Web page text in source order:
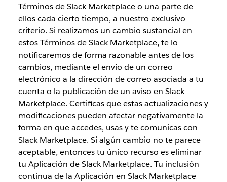
Términos de Slack Marketplace o una parte de
ellos cada cierto tiempo, a nuestro exclusivo
criterio. Si realizamos un cambio sustancial en
estos Términos de Slack Marketplace, te lo
notificaremos de forma razonable antes de los
cambios, mediante el envío de un correo
electrónico a la dirección de correo asociada a tu
cuenta o la publicación de un aviso en Slack
Marketplace. Certificas que estas actualizaciones y
modificaciones pueden afectar negativamente la
forma en que accedes, usas y te comunicas con
Slack Marketplace. Si algún cambio no te parece
aceptable, entonces tu único recurso es eliminar
tu Aplicación de Slack Marketplace. Tu inclusión
continua de la Aplicación en Slack Marketplace